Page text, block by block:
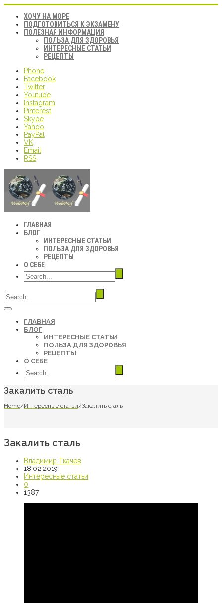
ХОЧУ НА МОРЕ
ПОДГОТОВИТЬСЯ К ЭКЗАМЕНУ
ПОЛЕЗНАЯ ИНФОРМАЦИЯ
ПОЛЬЗА ДЛЯ ЗДОРОВЬЯ
ИНТЕРЕСНЫЕ СТАТЬИ
РЕЦЕПТЫ
Phone
Facebook
Twitter
Youtube
Instagram
Pinterest
Skype
Yahoo
PayPal
VK
Email
RSS
ГЛАВНАЯ
БЛОГ
ИНТЕРЕСНЫЕ СТАТЬИ
ПОЛЬЗА ДЛЯ ЗДОРОВЬЯ
РЕЦЕПТЫ
О СЕБЕ
ГЛАВНАЯ
БЛОГ
ИНТЕРЕСНЫЕ СТАТЬИ
ПОЛЬЗА ДЛЯ ЗДОРОВЬЯ
РЕЦЕПТЫ
О СЕБЕ
Закалить сталь
Home/Интересные статьи/Закалить сталь
Закалить сталь
Владимир Ткачев
18.02.2019
Интересные статьи
0
1387